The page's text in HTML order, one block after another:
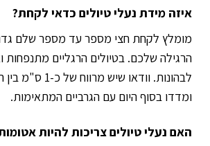
איזה מידת נעלי טיולים כדאי לקחת?
מומלץ לקחת חצי מספר עד מספר שלם
הרגילה שלכם. בטיולים הרגליים מתנפחות
לבהונות. וודאו
ומדדו בסוף היום עם הגרביים המתאימות.
האם נעלי טיולים צריכות להיות